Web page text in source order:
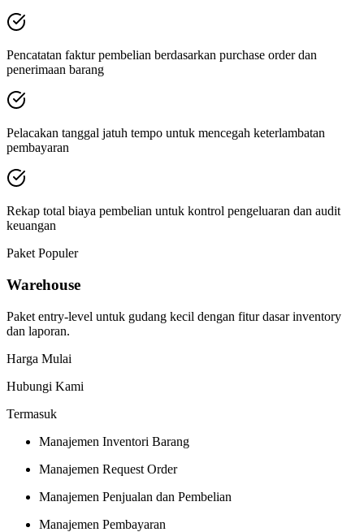
Pencatatan faktur pembelian berdasarkan purchase order dan
penerimaan barang
Pelacakan tanggal jatuh tempo untuk mencegah keterlambatan
pembayaran
Rekap total biaya pembelian untuk kontrol pengeluaran dan audit
keuangan
Paket Populer
Warehouse
Paket entry-level untuk gudang kecil dengan fitur dasar inventory
dan laporan.
Harga Mulai
Hubungi Kami
Termasuk
Manajemen Inventori Barang
Manajemen Request Order
Manajemen Penjualan dan Pembelian
Manajemen Pembayaran